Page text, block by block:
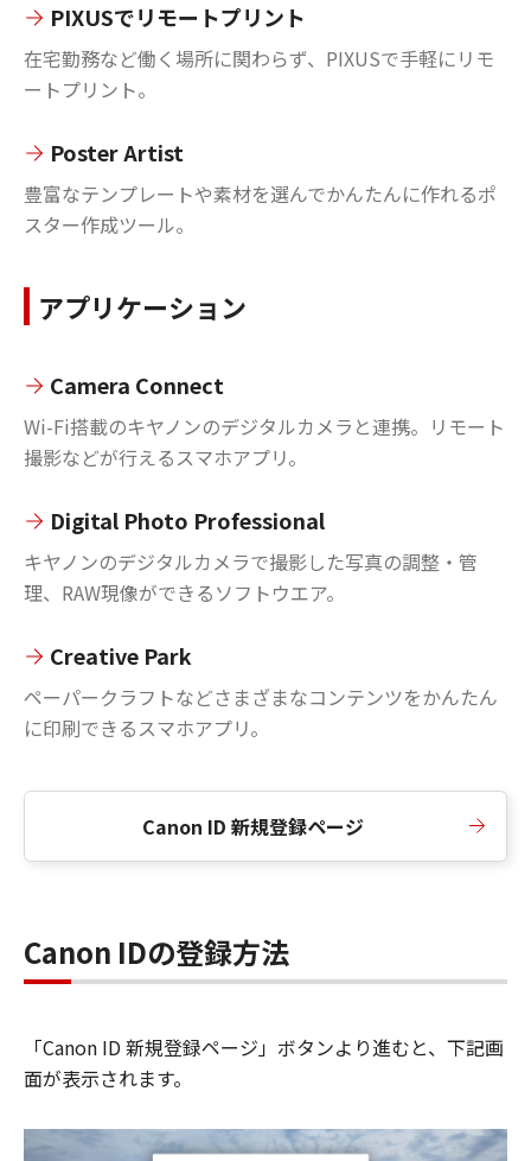
PIXUSでリモートプリント
在宅勤務など働く場所に関わらず、PIXUSで手軽にリモ
ートプリント。
Poster Artist
豊富なテンプレートや素材を選んでかんたんに作れるポ
スター作成ツール。
アプリケーション
Camera Connect
Wi-Fi搭載のキヤノンのデジタルカメラと連携。リモート
撮影などが行えるスマホアプリ。
Digital Photo Professional
キヤノンのデジタルカメラで撮影した写真の調整・管
理、RAW現像ができるソフトウエア。
Creative Park
ペーパークラフトなどさまざまなコンテンツをかんたん
に印刷できるスマホアプリ。
Canon ID 新規登録ページ
Canon IDの登録方法
「Canon ID 新規登録ページ」ボタンより進むと、下記画
面が表示されます。